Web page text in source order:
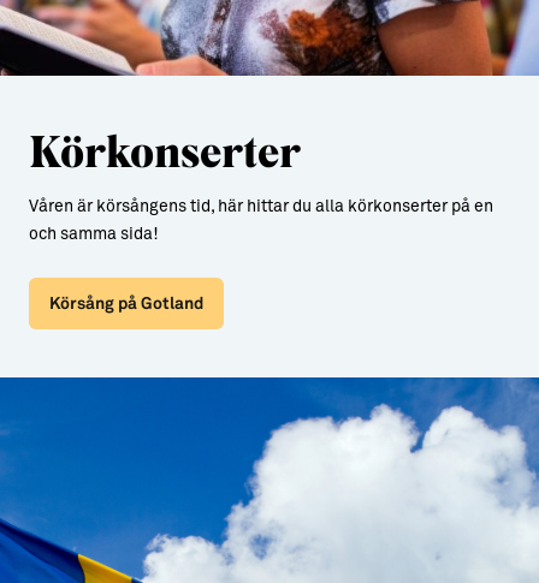
Körkonserter
Våren är körsångens tid, här hittar du alla körkonserter på en
och samma sida!
Körsång på Gotland